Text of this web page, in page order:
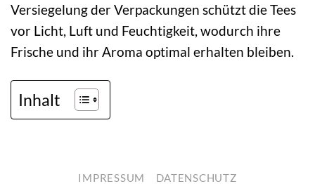
Versiegelung der Verpackungen schützt die Tees
vor Licht, Luft und Feuchtigkeit, wodurch ihre
Frische und ihr Aroma optimal erhalten bleiben.
Inhalt
IMPRESSUM DATENSCHUTZ